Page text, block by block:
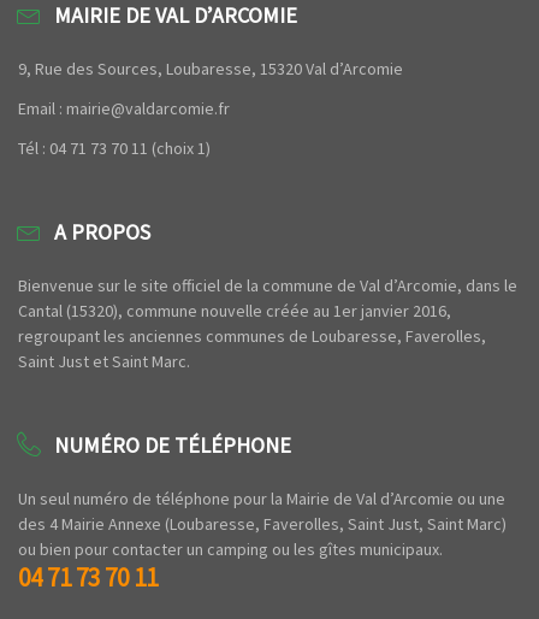
MAIRIE DE VAL D’ARCOMIE
9, Rue des Sources, Loubaresse, 15320 Val d’Arcomie
Email : mairie@valdarcomie.fr
Tél : 04 71 73 70 11 (choix 1)
A PROPOS
Bienvenue sur le site officiel de la commune de Val d’Arcomie, dans le
Cantal (15320), commune nouvelle créée au 1er janvier 2016,
regroupant les anciennes communes de Loubaresse, Faverolles,
Saint Just et Saint Marc.
NUMÉRO DE TÉLÉPHONE
Un seul numéro de téléphone pour la Mairie de Val d’Arcomie ou une
des 4 Mairie Annexe (Loubaresse, Faverolles, Saint Just, Saint Marc)
ou bien pour contacter un camping ou les gîtes municipaux.
04 71 73 70 11